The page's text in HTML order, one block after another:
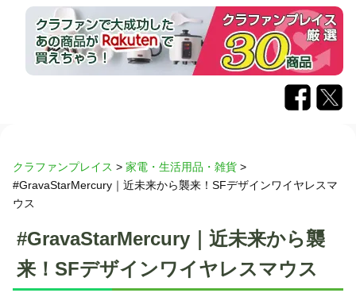
クラファンプレイス > 家電・生活用品・雑貨 >
#GravaStarMercury｜近未来から襲来！SFデザインワイヤレスマ
ウス
#GravaStarMercury｜近未来から襲
来！SFデザインワイヤレスマウス